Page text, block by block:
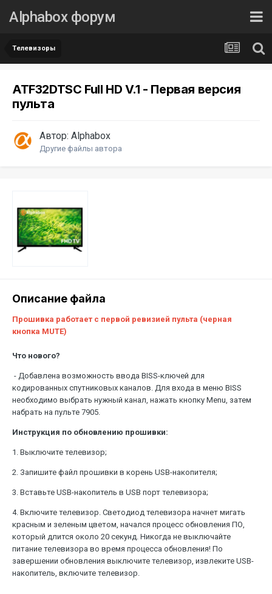
Alphabox форум
Телевизоры
ATF32DTSC Full HD V.1 - Первая версия
пульта
Автор: Alphabox
Другие файлы автора
Описание файла
Прошивка работает с первой ревизией пульта (черная
кнопка MUTE)
Что нового?
- Добавлена возможность ввода BISS-ключей для
кодированных спутниковых каналов. Для входа в меню BISS
необходимо выбрать нужный канал, нажать кнопку Menu, затем
набрать на пульте 7905.
Инструкция по обновлению прошивки:
1. Выключите телевизор;
2. Запишите файл прошивки в корень USB-накопителя;
3. Вставьте USB-накопитель в USB порт телевизора;
4. Включите телевизор. Светодиод телевизора начнет мигать
красным и зеленым цветом, начался процесс обновления ПО,
который длится около 20 секунд. Никогда не выключайте
питание телевизора во время процесса обновления! По
завершении обновления выключите телевизор, извлеките USB-
накопитель, включите телевизор.